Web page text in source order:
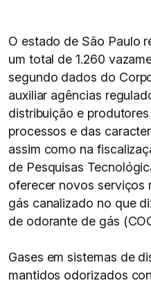
O estado de São Paulo
um total de 1.260
segundo dados do
auxiliar agências
distribuição e
processos e das
assim como na
de Pesquisas
oferecer novos serviços
gás canalizado no que
de odorante de gás
Gases em sistemas de
mantidos odorizados